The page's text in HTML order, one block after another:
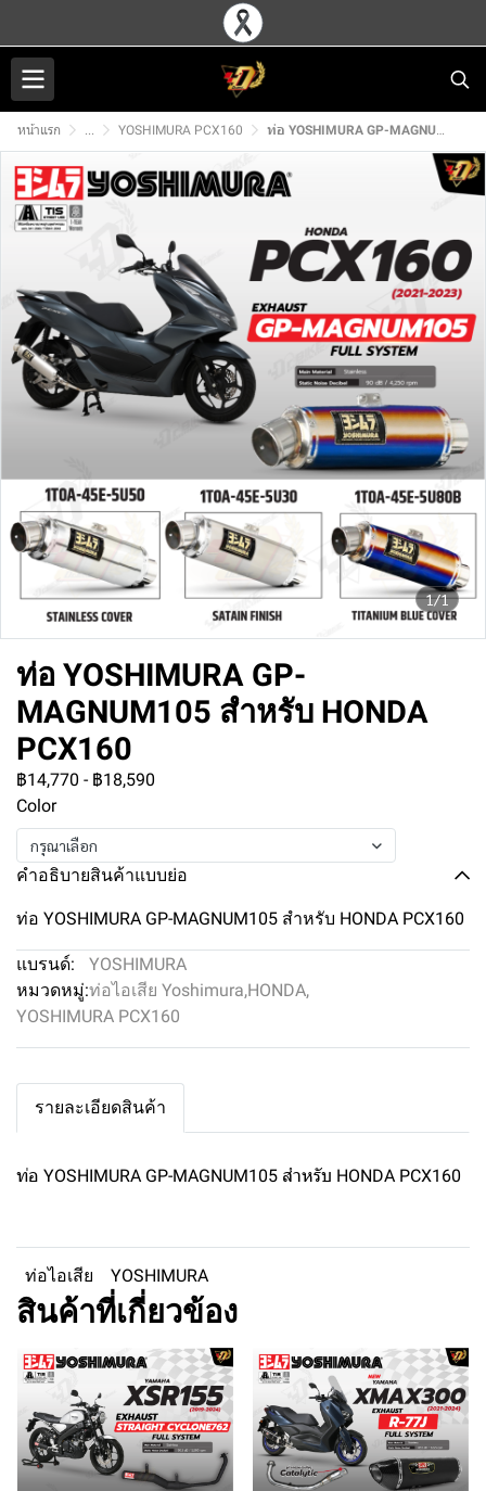
หน้าแรก ... YOSHIMURA PCX160 ท่อ YOSHIMURA GP-MAGNUM105 สำหรับ HONDA PCX160
1/1
ท่อ YOSHIMURA GP-
MAGNUM105 สำหรับ HONDA
PCX160
฿14,770 - ฿18,590
Color
กรุณาเลือก
คำอธิบายสินค้าแบบย่อ
ท่อ YOSHIMURA GP-MAGNUM105 สำหรับ HONDA PCX160
แบรนด์:
YOSHIMURA
หมวดหมู่:ท่อไอเสีย Yoshimura,HONDA,
YOSHIMURA PCX160
รายละเอียดสินค้า
ท่อ YOSHIMURA GP-MAGNUM105 สำหรับ HONDA PCX160
ท่อไอเสีย YOSHIMURA
สินค้าที่เกี่ยวข้อง